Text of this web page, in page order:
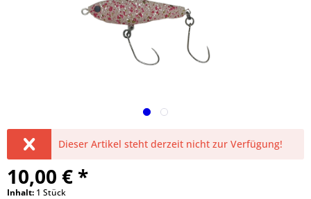
Dieser Artikel steht derzeit nicht zur Verfügung!
10,00 € *
Inhalt: 1 Stück